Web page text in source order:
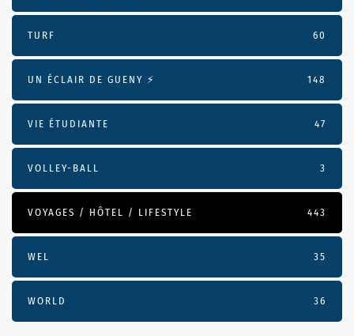
TURF 60
UN ÉCLAIR DE GUENY ⚡️ 148
VIE ÉTUDIANTE 47
VOLLEY-BALL 3
VOYAGES / HÔTEL / LIFESTYLE 443
WEL 35
WORLD 36